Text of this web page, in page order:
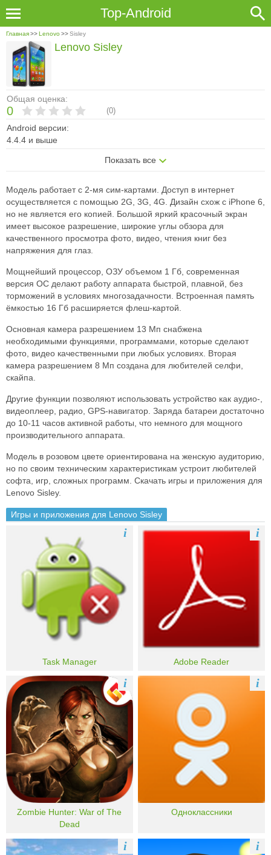
Top-Android
Главная>>Lenovo>>Sisley
Общая оценка:
0 (0)
Android версии:
4.4.4 и выше
Показать все
Lenovo Sisley
Модель работает с 2-мя сим-картами. Доступ в интернет
осуществляется с помощью 2G, 3G, 4G. Дизайн схож с iPhone 6,
но не является его копией. Большой яркий красочный экран
имеет высокое разрешение, широкие углы обзора для
качественного просмотра фото, видео, чтения книг без
напряжения для глаз.
Мощнейший процессор, ОЗУ объемом 1 Гб, современная
версия ОС делают работу аппарата быстрой, плавной, без
торможений в условиях многозадачности. Встроенная память
ёмкостью 16 Гб расширяется флеш-картой.
Основная камера разрешением 13 Мп снабжена
необходимыми функциями, программами, которые сделают
фото, видео качественными при любых условиях. Вторая
камера разрешением 8 Мп создана для любителей селфи,
скайпа.
Другие функции позволяют использовать устройство как аудио-,
видеоплеер, радио, GPS-навигатор. Заряда батареи достаточно
до 10-11 часов активной работы, что немного для мощного
производительного аппарата.
Модель в розовом цвете ориентирована на женскую аудиторию,
но по своим техническим характеристикам устроит любителей
софта, игр, сложных программ. Скачать игры и приложения для
Lenovo Sisley.
Игры и приложения для Lenovo Sisley
Task Manager
i
Adobe Reader
i
Zombie Hunter: War of The
Dead
i
Одноклассники
i
i i